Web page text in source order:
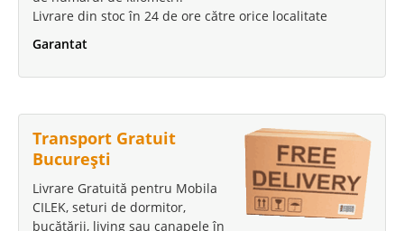
Fotoliu pentru living modern Vega ✔️
Model Nou
Fotolii ieftine de calitate ✔️ Pret cu transport gratuit Bucuresti DISPONIBILE
Compara
1.829 Lei
Livrare din stoc în 24 de ore către orice localitate
Garantat
Transport Gratuit
București
Livrare Gratuită pentru Mobila
CILEK, seturi de dormitor,
bucătării, living sau canapele în